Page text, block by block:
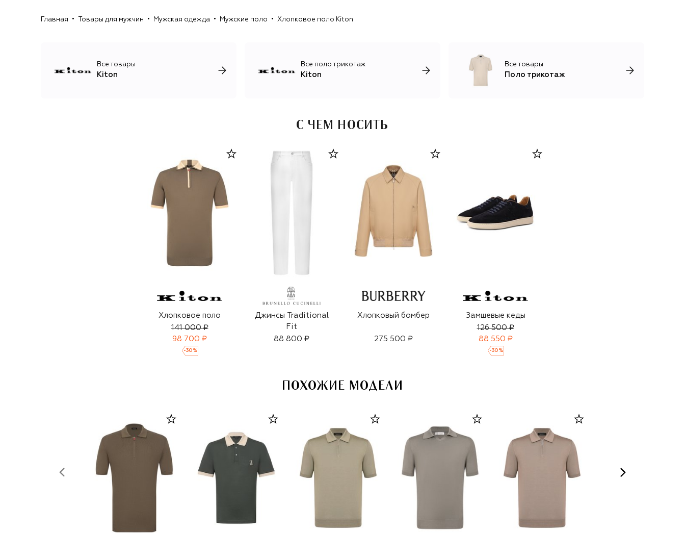
Главная Товары для мужчин Мужская одежда Мужские поло Хлопковое поло Kiton
Все товары
Kiton
Все поло трикотаж
Kiton
Все товары
Поло трикотаж
С ЧЕМ НОСИТЬ
Хлопковое поло
141 000 ₽
98 700 ₽
-30 %
Джинсы Traditional
Fit
88 800 ₽
Хлопковый бомбер
275 500 ₽
Замшевые кеды
126 500 ₽
88 550 ₽
-30 %
ПОХОЖИЕ МОДЕЛИ